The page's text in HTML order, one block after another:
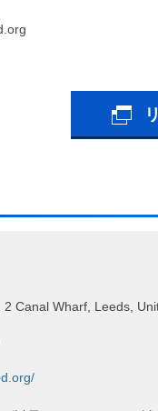
Canal Wharf, Leeds,